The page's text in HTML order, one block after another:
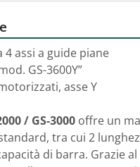
4 assi a guide piane
GS-3600Y”
asse Y
/ GS-3000 offre un
tra cui 2
di barra. Grazie